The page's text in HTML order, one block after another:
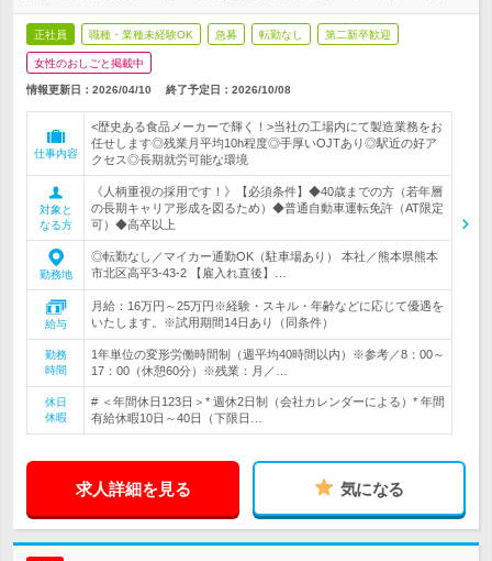
正社員 職種・業種未経験OK 急募 転勤なし 第二新卒歓迎
女性のおしごと掲載中
情報更新日：2026/04/10 終了予定日： 2026/10/08
仕事内容
<歴史ある食品メーカーで輝く！>当社の工場内にて製造業務をお
任せします◎残業月平均10h程度◎手厚いOJTあり◎駅近の好ア
クセス◎長期就労可能な環境
対象と
なる方
《人柄重視の採用です！》【必須条件】◆40歳までの方（若年層
の長期キャリア形成を図るため）◆普通自動車運転免許（AT限定
可）◆高卒以上
勤務地
◎転勤なし／マイカー通勤OK（駐車場あり） 本社／熊本県熊本
市北区高平3-43-2 【雇入れ直後】…
給与
月給：16万円～25万円※経験・スキル・年齢などに応じて優遇を
いたします。※試用期間14日あり（同条件）
勤務
時間
1年単位の変形労働時間制（週平均40時間以内）※参考／8：00～
17：00（休憩60分）※残業：月／…
休日
休暇
# ＜年間休日123日＞* 週休2日制（会社カレンダーによる）* 年間
有給休暇10日～40日（下限日…
求人詳細を見る 気になる